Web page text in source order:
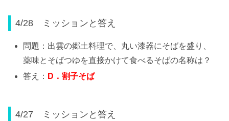
4/28 ミッションと答え
問題：出雲の郷土料理で、丸い漆器にそばを盛り、
薬味とそばつゆを直接かけて食べるそばの名称は？
答え： D ．割子そば
4/27 ミッションと答え